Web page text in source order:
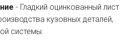
- Гладкий оцинкованный лист
кузовных деталей,
системы.